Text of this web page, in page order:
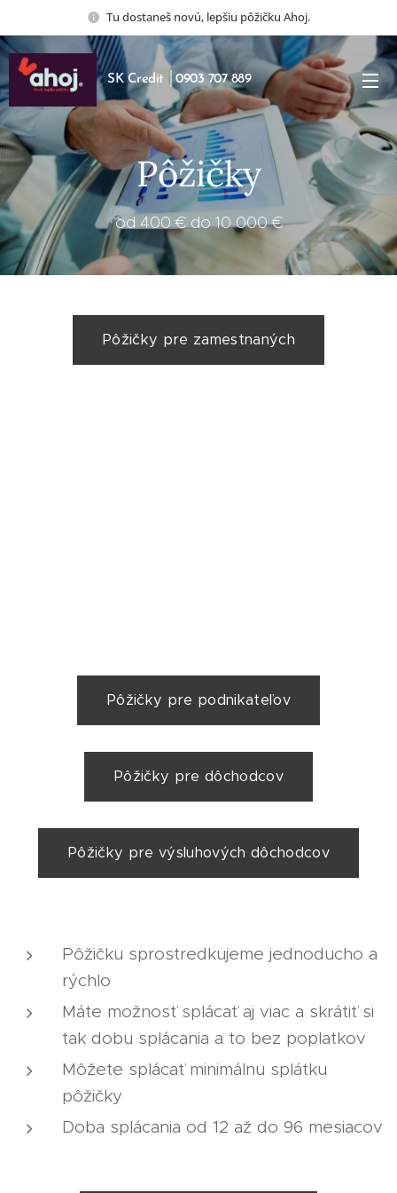
Tu dostaneš novú, lepšiu pôžičku Ahoj.
SK Credit │0903 707 889
Pôžičky
od 400 € do 10 000 €
Pôžičky pre zamestnaných
Pôžičky pre podnikateľov
Pôžičky pre dôchodcov
Pôžičky pre výsluhových dôchodcov
Pôžičku sprostredkujeme jednoducho a
rýchlo
Máte možnosť splácať aj viac a skrátiť si
tak dobu splácania a to bez poplatkov
Môžete splácať minimálnu splátku
pôžičky
Doba splácania od 12 až do 96 mesiacov